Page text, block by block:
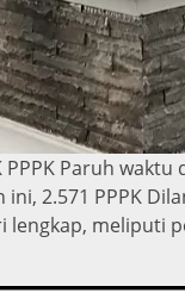
PPPK Paruh
ini, 2.571 PPPK
lengkap, meliputi